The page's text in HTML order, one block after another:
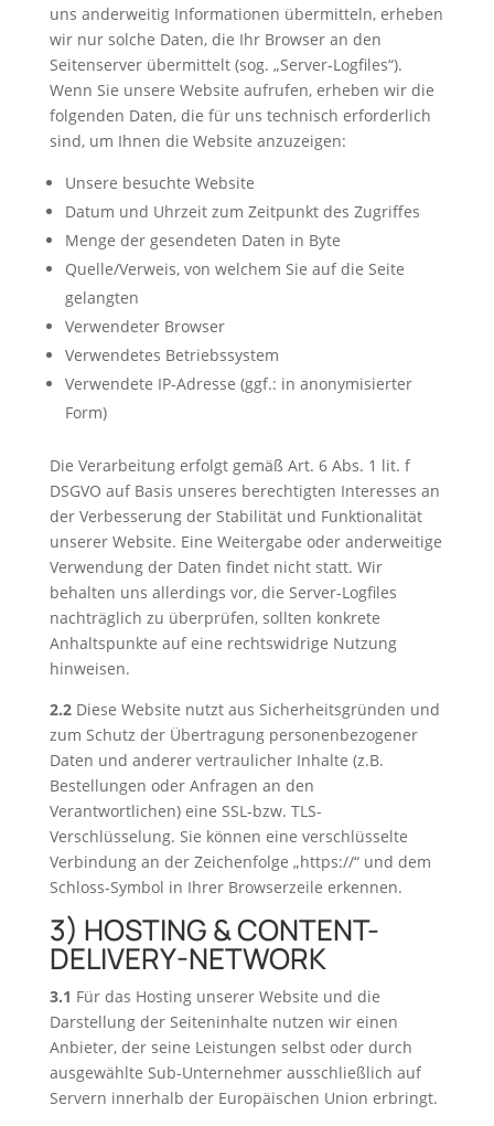
uns anderweitig Informationen übermitteln, erheben
wir nur solche Daten, die Ihr Browser an den
Seitenserver übermittelt (sog. „Server-Logfiles“).
Wenn Sie unsere Website aufrufen, erheben wir die
folgenden Daten, die für uns technisch erforderlich
sind, um Ihnen die Website anzuzeigen:
Unsere besuchte Website
Datum und Uhrzeit zum Zeitpunkt des Zugriffes
Menge der gesendeten Daten in Byte
Quelle/Verweis, von welchem Sie auf die Seite
gelangten
Verwendeter Browser
Verwendetes Betriebssystem
Verwendete IP-Adresse (ggf.: in anonymisierter
Form)
Die Verarbeitung erfolgt gemäß Art. 6 Abs. 1 lit. f
DSGVO auf Basis unseres berechtigten Interesses an
der Verbesserung der Stabilität und Funktionalität
unserer Website. Eine Weitergabe oder anderweitige
Verwendung der Daten findet nicht statt. Wir
behalten uns allerdings vor, die Server-Logfiles
nachträglich zu überprüfen, sollten konkrete
Anhaltspunkte auf eine rechtswidrige Nutzung
hinweisen.
2.2Diese Website nutzt aus Sicherheitsgründen und
zum Schutz der Übertragung personenbezogener
Daten und anderer vertraulicher Inhalte (z.B.
Bestellungen oder Anfragen an den
Verantwortlichen) eine SSL-bzw. TLS-
Verschlüsselung. Sie können eine verschlüsselte
Verbindung an der Zeichenfolge „https://“ und dem
Schloss-Symbol in Ihrer Browserzeile erkennen.
3) HOSTING & CONTENT-
DELIVERY-NETWORK
3.1 Für das Hosting unserer Website und die
Darstellung der Seiteninhalte nutzen wir einen
Anbieter, der seine Leistungen selbst oder durch
ausgewählte Sub-Unternehmer ausschließlich auf
Servern innerhalb der Europäischen Union erbringt.